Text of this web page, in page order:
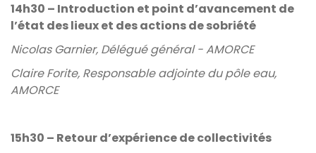
14h30 – Introduction et point d’avancement de
l’état des lieux et des actions de sobriété
Nicolas Garnier, Délégué général - AMORCE
Claire Forite, Responsable adjointe du pôle eau,
AMORCE
15h30 – Retour d’expérience de collectivités